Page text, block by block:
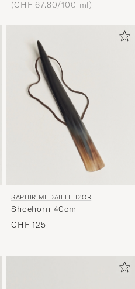
(CHF 67.80/100 ml)
SAPHIR MEDAILLE D'OR
Shoehorn 40cm
CHF 125